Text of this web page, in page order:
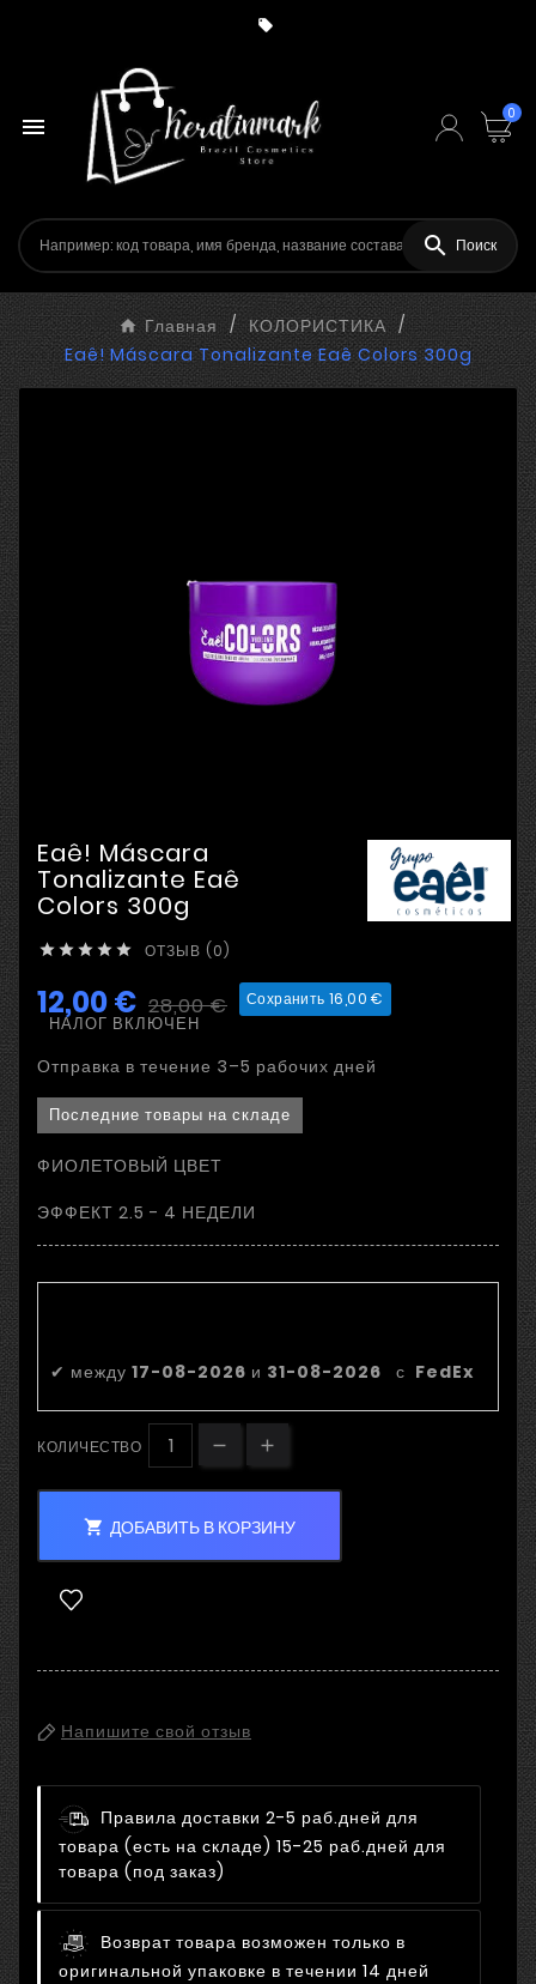

 0
 Поиск
Главная
КОЛОРИСТИКА
Eaê! Máscara Tonalizante Eaê Colors 300g
Eaê! Máscara
Tonalizante Eaê
Colors 300g
     ОТЗЫВ (0)
12,00 € 28,00 € Сохранить 16,00 €
НАЛОГ ВКЛЮЧЕН
Отправка в течение 3–5 рабочих дней
Последние товары на складе
ФИОЛЕТОВЫЙ ЦВЕТ
ЭФФЕКТ 2.5 - 4 НЕДЕЛИ
✔ между 17-08-2026 и 31-08-2026 с FedEx
КОЛИЧЕСТВО
 ДОБАВИТЬ В КОРЗИНУ
Напишите свой отзыв
Правила доставки 2-5 раб.дней для
товара (есть на складе) 15-25 раб.дней для
товара (под заказ)
Возврат товара возможен только в
оригинальной упаковке в течении 14 дней